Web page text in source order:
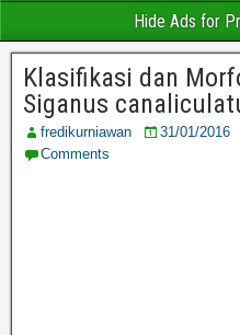
Hide Ads for
Klasifikasi dan
Siganus
fredikurniawan 31/01/2016
Comments